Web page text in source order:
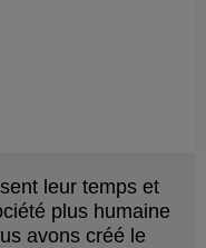
leur temps et
plus humaine
avons créé le